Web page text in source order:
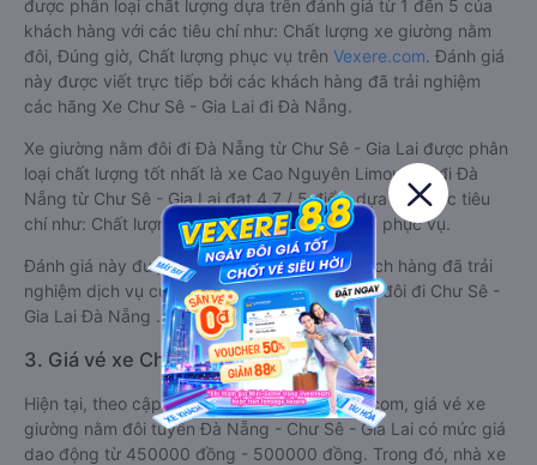
được phân loại chất lượng dựa trên đánh giá từ 1 đến 5 của
khách hàng với các tiêu chí như: Chất lượng xe giường nằm
đôi, Đúng giờ, Chất lượng phục vụ trên Vexere.com. Đánh giá
này được viết trực tiếp bởi các khách hàng đã trải nghiệm
các hãng Xe Chư Sê - Gia Lai đi Đà Nẵng.
Xe giường nằm đôi đi Đà Nẵng từ Chư Sê - Gia Lai được phân
loại chất lượng tốt nhất là xe Cao Nguyên Limousine đi Đà
Nẵng từ Chư Sê - Gia Lai đạt 4.7 / 5 điểm dựa trên các tiêu
chí như: Chất lượng xe, Đúng giờ, Chất lượng phục vụ.
Đánh giá này được viết trực tiếp bởi các khách hàng đã trải
nghiệm dịch vụ của các hãng xe giường nằm đôi đi Chư Sê -
Gia Lai Đà Nẵng .
3. Giá vé xe Chư Sê - Gia Lai Đà Nẵng
Hiện tại, theo cập nhật mới nhất của Vexere.com, giá vé xe
giường nằm đôi tuyến Đà Nẵng - Chư Sê - Gia Lai có mức giá
dao động từ 450000 đồng - 500000 đồng. Trong đó, nhà xe